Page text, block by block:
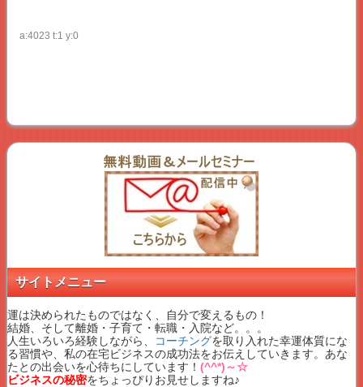
a:4023 t:1 y:0
サイトメニュー
運は決められたものではなく、自分で変えるもの！
結婚、そして離婚・子育て・転職・入院など。。。
人生いろいろ経験しながら、
コーチングを取り入れた幸運体質にな
る習慣や、私の在宅ビジネスの成功法をお伝えしていきます。あな
たとの出会いを心待ちにしています！ (^^*)～☆
ビジネスの秘密をちょっぴりお見せしますね♪